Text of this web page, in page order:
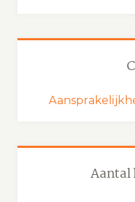
Aantal